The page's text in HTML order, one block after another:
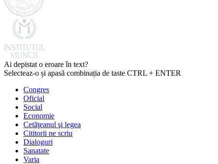
Ai depistat o eroare în text?
Selecteaz-o și apasă combinația de taste CTRL + ENTER
Congres
Oficial
Social
Economie
Cetăţeanul şi legea
Cititorii ne scriu
Dialoguri
Sanatate
Varia